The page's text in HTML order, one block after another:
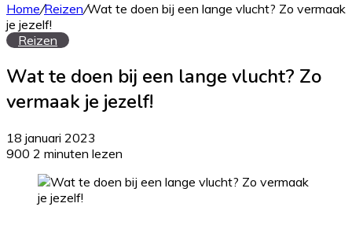
Home/Reizen/Wat te doen bij een lange vlucht? Zo vermaak
je jezelf!
Reizen
Wat te doen bij een lange vlucht? Zo
vermaak je jezelf!
18 januari 2023
900 2 minuten lezen